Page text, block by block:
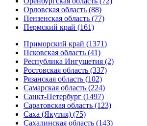
Орловская область (88)
Пензенская область (77)
Пермский край (161)
Приморский край (1371)
Псковская область (41)
Республика Ингушетия (2)
Ростовская область (337)
Рязанская область (102)
Самарская область (224)
Санкт-Петербург (1497)
Саратовская область (123)
Саха (Якутия) (75)
Сахалинская область (143)